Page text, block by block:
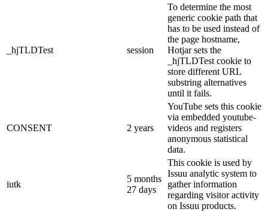
_hjTLDTest session
To determine the most
generic cookie path that
has to be used instead of
the page hostname,
Hotjar sets the
_hjTLDTest cookie to
store different URL
substring alternatives
until it fails.
CONSENT 2 years
YouTube sets this cookie
via embedded youtube-
videos and registers
anonymous statistical
data.
iutk
5 months
27 days
This cookie is used by
Issuu analytic system to
gather information
regarding visitor activity
on Issuu products.